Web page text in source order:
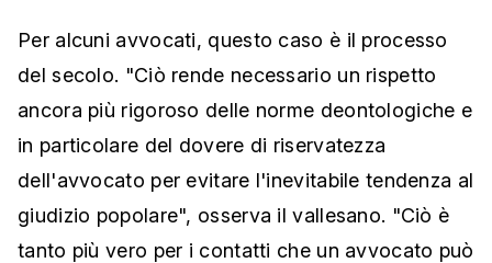
Per alcuni avvocati, questo caso è il processo
del secolo. "Ciò rende necessario un rispetto
ancora più rigoroso delle norme deontologiche e
in particolare del dovere di riservatezza
dell'avvocato per evitare l'inevitabile tendenza al
giudizio popolare", osserva il vallesano. "Ciò è
tanto più vero per i contatti che un avvocato può